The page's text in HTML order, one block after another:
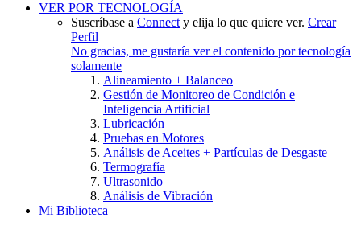
VER POR TECNOLOGÍA
Suscríbase a Connect y elija lo que quiere ver. Crear
Perfil
No gracias, me gustaría ver el contenido por tecnología
solamente
Alineamiento + Balanceo
Gestión de Monitoreo de Condición e
Inteligencia Artificial
Lubricación
Pruebas en Motores
Análisis de Aceites + Partículas de Desgaste
Termografía
Ultrasonido
Análisis de Vibración
Mi Biblioteca